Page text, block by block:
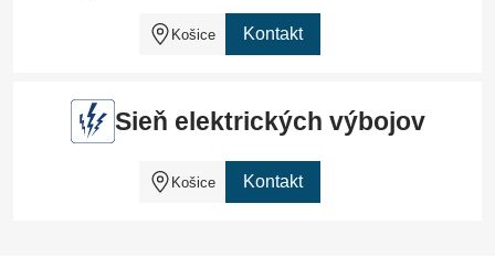
Košice Kontakt
Sieň elektrických výbojov
Košice Kontakt